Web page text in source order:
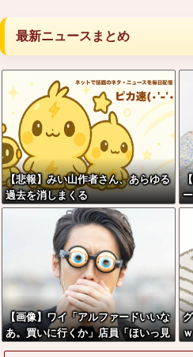
最新ニュースまとめ
【悲報】みい山作者さん、あらゆる
過去を消しまくる
【画像】ワイ「アルファードいいな
あ。買いに行くか」店員「ほいっ見
積もりな！」ワイ「金額おかしく